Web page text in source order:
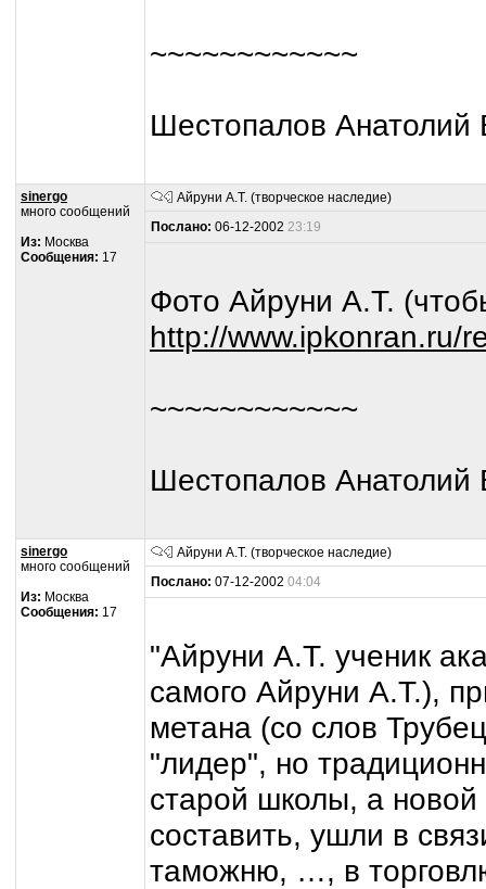
~~~~~~~~~~~~
Шестопалов Анатолий
sinergo
много сообщений
Из: Москва
Сообщения: 17
Айруни А.Т. (творческое наследие)
Послано: 06-12-2002 23:19
Фото Айруни А.Т.
http://www.ipkonran.ru/
~~~~~~~~~~~~
Шестопалов Анатолий
sinergo
много сообщений
Из: Москва
Сообщения: 17
Айруни А.Т. (творческое наследие)
Послано: 07-12-2002 04:04
"Айруни А.Т. ученик
самого Айруни А.Т.),
метана (со слов
"лидер", но
старой школы, а
составить, ушли в
таможню, …, в